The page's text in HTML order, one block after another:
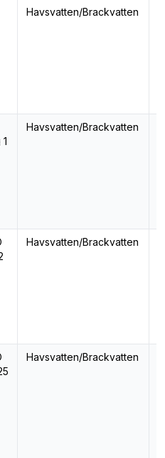
Havsvatten/Brackvatten
Havsvatten/Brackvatten
Havsvatten/Brackvatten
Havsvatten/Brackvatten